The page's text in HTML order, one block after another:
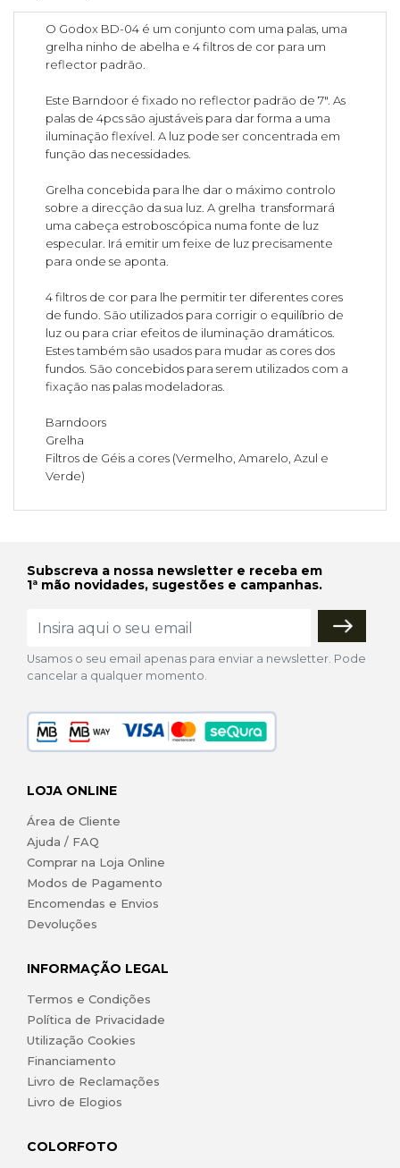
O Godox BD-04 é um conjunto com uma palas, uma
grelha ninho de abelha e 4 filtros de cor para um
reflector padrão.
Este Barndoor é fixado no reflector padrão de 7". As
palas de 4pcs são ajustáveis para dar forma a uma
iluminação flexível. A luz pode ser concentrada em
função das necessidades.
Grelha concebida para lhe dar o máximo controlo
sobre a direcção da sua luz. A grelha transformará
uma cabeça estroboscópica numa fonte de luz
especular. Irá emitir um feixe de luz precisamente
para onde se aponta.
4 filtros de cor para lhe permitir ter diferentes cores
de fundo. São utilizados para corrigir o equilíbrio de
luz ou para criar efeitos de iluminação dramáticos.
Estes também são usados para mudar as cores dos
fundos. São concebidos para serem utilizados com a
fixação nas palas modeladoras.
Barndoors
Grelha
Filtros de Géis a cores (Vermelho, Amarelo, Azul e
Verde)
Subscreva a nossa newsletter e receba em
1ª mão novidades, sugestões e campanhas.
Usamos o seu email apenas para enviar a newsletter. Pode
cancelar a qualquer momento.
LOJA ONLINE
Área de Cliente
Ajuda / FAQ
Comprar na Loja Online
Modos de Pagamento
Encomendas e Envios
Devoluções
INFORMAÇÃO LEGAL
Termos e Condições
Política de Privacidade
Utilização Cookies
Financiamento
Livro de Reclamações
Livro de Elogios
COLORFOTO